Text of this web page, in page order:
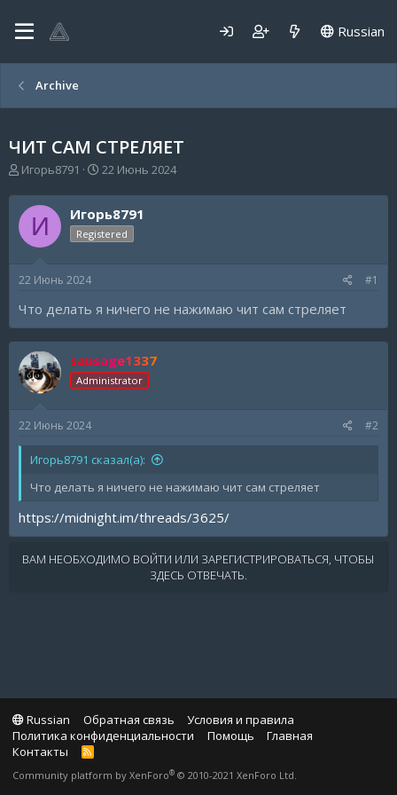
Russian
Archive
ЧИТ САМ СТРЕЛЯЕТ
А
т
о
р
т
м
Игорь8791
Д
т
а
н
а
22 Июнь 2024
И Игорь8791
Registered
22 Июнь 2024 #1
Что делать я ничего не нажимаю чит сам стреляет
sausage1337
Administrator
22 Июнь 2024 #2
Игорь8791 сказал(а):
Что делать я ничего не нажимаю чит сам стреляет
https://midnight.im/threads/3625/
ВАМ НЕОБХОДИМО ВОЙТИ ИЛИ ЗАРЕГИСТРИРОВАТЬСЯ, ЧТОБЫ
ЗДЕСЬ ОТВЕЧАТЬ.
Russian Обратная связь
Условия и правила
Политика конфиденциальности
Помощь
Главная
Контакты
R
S
Community platform by XenForo® © 2010-2021 XenForo Ltd.